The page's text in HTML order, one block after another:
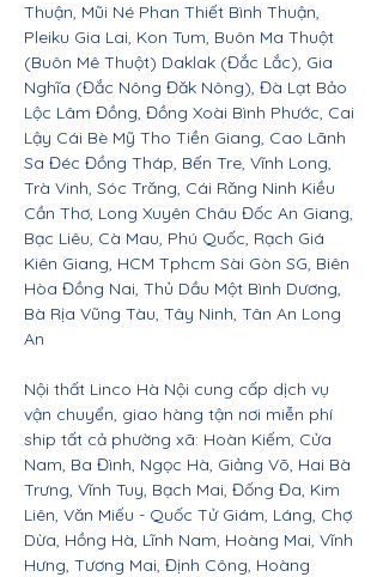
Thuận, Mũi Né Phan Thiết Bình Thuận,
Pleiku Gia Lai, Kon Tum, Buôn Ma Thuột
(Buôn Mê Thuột) Daklak (Đắc Lắc), Gia
Nghĩa (Đắc Nông Đăk Nông), Đà Lạt Bảo
Lộc Lâm Đồng, Đồng Xoài Bình Phước, Cai
Lậy Cái Bè Mỹ Tho Tiền Giang, Cao Lãnh
Sa Đéc Đồng Tháp, Bến Tre, Vĩnh Long,
Trà Vinh, Sóc Trăng, Cái Răng Ninh Kiều
Cần Thơ, Long Xuyên Châu Đốc An Giang,
Bạc Liêu, Cà Mau, Phú Quốc, Rạch Giá
Kiên Giang, HCM Tphcm Sài Gòn SG, Biên
Hòa Đồng Nai, Thủ Dầu Một Bình Dương,
Bà Rịa Vũng Tàu, Tây Ninh, Tân An Long
An
Nội thất Linco Hà Nội cung cấp dịch vụ
vận chuyển, giao hàng tận nơi miễn phí
ship tất cả phường xã: Hoàn Kiếm, Cửa
Nam, Ba Đình, Ngọc Hà, Giảng Võ, Hai Bà
Trưng, Vĩnh Tuy, Bạch Mai, Đống Đa, Kim
Liên, Văn Miếu - Quốc Tử Giám, Láng, Chợ
Dừa, Hồng Hà, Lĩnh Nam, Hoàng Mai, Vĩnh
Hưng, Tương Mai, Định Công, Hoàng